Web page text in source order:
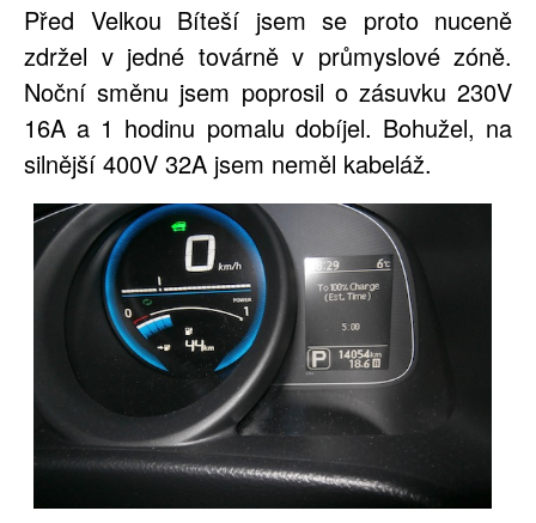
Před Velkou Bíteší jsem se proto nuceně
zdržel v jedné továrně v průmyslové zóně.
Noční směnu jsem poprosil o zásuvku 230V
16A a 1 hodinu pomalu dobíjel. Bohužel, na
silnější 400V 32A jsem neměl kabeláž.